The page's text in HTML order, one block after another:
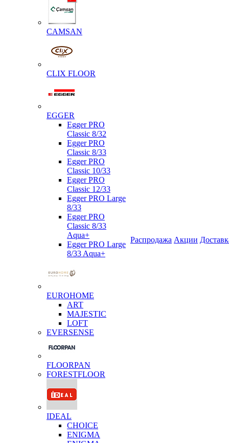
CAMSAN
CLIX FLOOR
EGGER
Egger PRO
Classic 8/32
Egger PRO
Classic 8/33
Egger PRO
Classic 10/33
Egger PRO
Classic 12/33
Egger PRO Large
8/33
Egger PRO
Classic 8/33
Aqua+
Egger PRO Large
8/33 Aqua+
EUROHOME
ART
MAJESTIC
LOFT
EVERSENSE
FLOORPAN
FORESTFLOOR
IDEAL
CHOICE
ENIGMA
Распродажа Акции